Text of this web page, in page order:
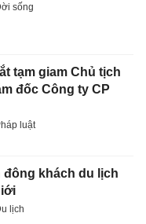
sống
tạm giam Chủ tịch
đốc Công ty CP
luật
đông khách du lịch
lịch